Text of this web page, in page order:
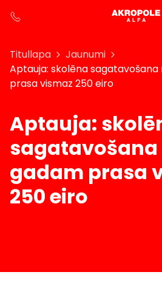
Titullapa
Jaunumi
Aptauja: skolēna
prasa vismaz 250 eiro
Aptauja:
gadam prasa
250 eiro